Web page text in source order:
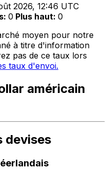
2026, 12:46 UTC
: 0 Plus haut: 0
moyen pour notre
à titre d'information
pas de ce taux lors
taux d'envoi.
américain
devises